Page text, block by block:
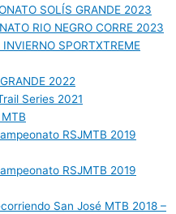
SOLÍS GRANDE 2023
RIO NEGRO CORRE 2023
SPORTXTREME
2022
Series 2021
RSJMTB 2019
RSJMTB 2019
San José MTB 2018 –